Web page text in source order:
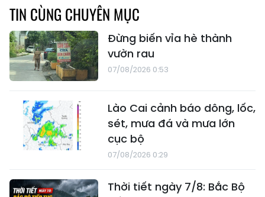
TIN CÙNG CHUYÊN MỤC
Đừng biến vỉa hè thành
vườn rau
07/08/2026 0:53
Lào Cai cảnh báo dông, lốc,
sét, mưa đá và mưa lớn
cục bộ
07/08/2026 0:29
Thời tiết ngày 7/8: Bắc Bộ